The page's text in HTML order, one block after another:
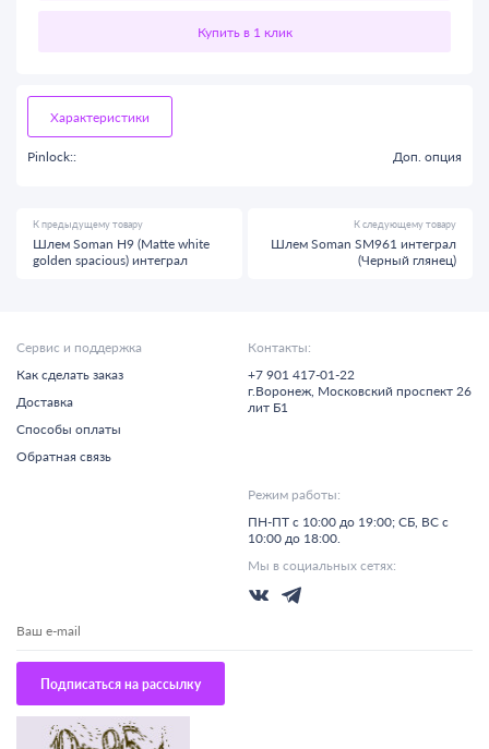
Характеристики
Pinlock:: Доп. опция
К предыдущему товару
Шлем Soman H9 (Matte white
golden spacious) интеграл
К следующему товару
Шлем Soman SM961 интеграл
(Черный глянец)
Сервис и поддержка
Как сделать заказ
Доставка
Способы оплаты
Обратная связь
Контакты:
+7 901 417-01-22
г.Воронеж, Московский проспект 26
лит Б1
Режим работы:
ПН-ПТ с 10:00 до 19:00; СБ, ВС с
10:00 до 18:00.
Мы в социальных сетях:
Подписаться на рассылку